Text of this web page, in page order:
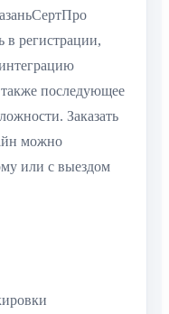
в регистрации,
последующее
Заказать
можно
или с выездом